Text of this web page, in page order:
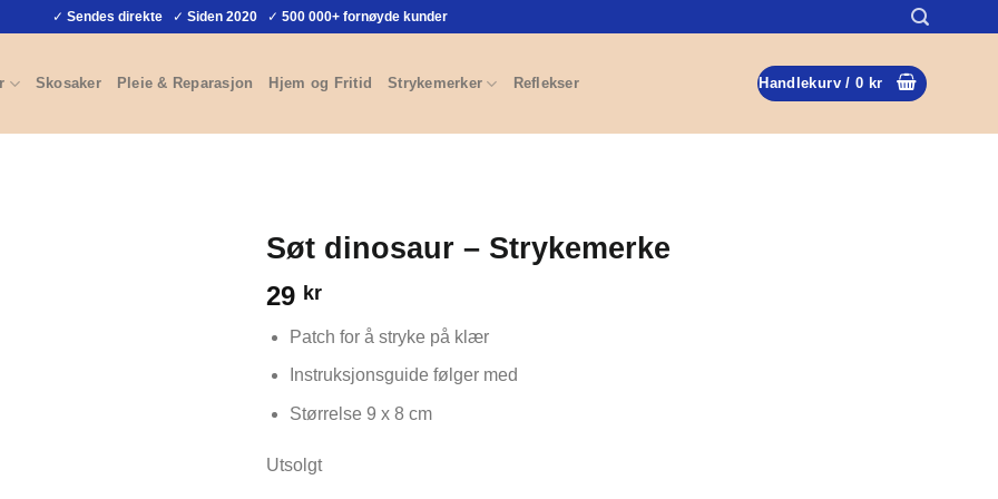
✓ Sendes direkte✓ Siden 2020✓ 500 000+ fornøyde kunder
Skosaker Pleie & Reparasjon Hjem og Fritid Strykemerker Reflekser Handlekurv /0 kr
Søt dinosaur – Strykemerke
29 kr
Patch for å stryke på klær
Instruksjonsguide følger med
Størrelse 9 x 8 cm
Utsolgt